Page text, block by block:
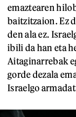
emaztearen
baitzitzaion. Ez
den ala ez.
ibili da han eta
Aitaginarrebak
gorde dezala
Israelgo